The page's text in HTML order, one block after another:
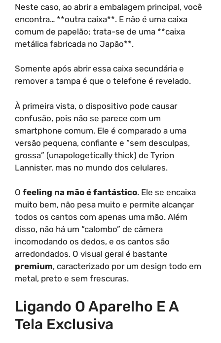
Neste caso, ao abrir a embalagem principal, você
encontra… **outra caixa**. E não é uma caixa
comum de papelão; trata-se de uma **caixa
metálica fabricada no Japão**.
Somente após abrir essa caixa secundária e
remover a tampa é que o telefone é revelado.
À primeira vista, o dispositivo pode causar
confusão, pois não se parece com um
smartphone comum. Ele é comparado a uma
versão pequena, confiante e “sem desculpas,
grossa” (unapologetically thick) de Tyrion
Lannister, mas no mundo dos celulares.
O feeling na mão é fantástico. Ele se encaixa
muito bem, não pesa muito e permite alcançar
todos os cantos com apenas uma mão. Além
disso, não há um “calombo” de câmera
incomodando os dedos, e os cantos são
arredondados. O visual geral é bastante
premium, caracterizado por um design todo em
metal, preto e sem frescuras.
Ligando O Aparelho E A
Tela Exclusiva